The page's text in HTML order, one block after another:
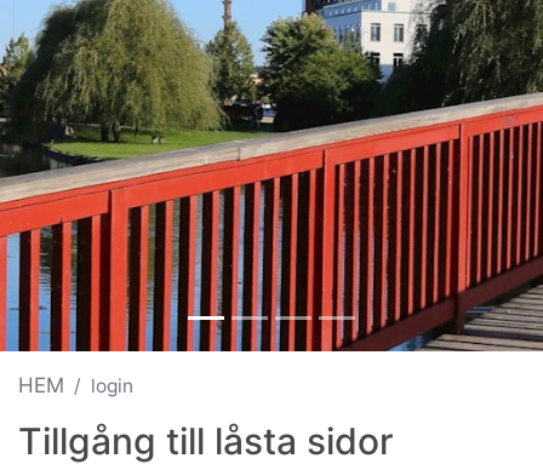
HEM login
Tillgång till låsta sidor